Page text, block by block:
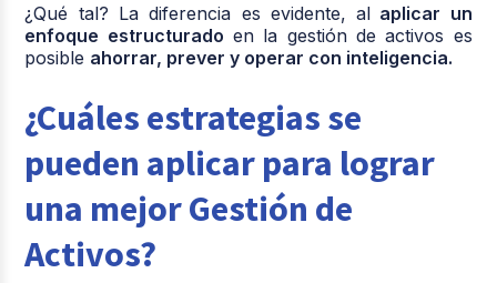
¿Qué tal? La diferencia es evidente, al aplicar un
enfoque estructurado en la gestión de activos es
posible ahorrar, prever y operar con inteligencia.
¿Cuáles estrategias se
pueden aplicar para lograr
una mejor Gestión de
Activos?